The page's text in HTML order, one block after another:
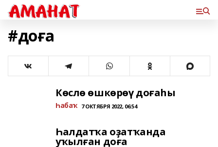
#доға
Көслө өшкөрөү доғаһы
Һабаҡ 7 ОКТЯБРЯ 2022, 06:54
Һалдатҡа оҙатҡанда
уҡылған доға